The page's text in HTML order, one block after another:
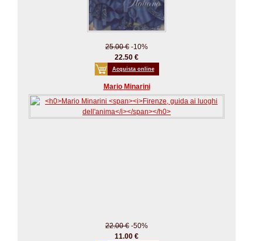
25.00 € -10%
22.50 €
Acquista online
Mario Minarini
22.00 € -50%
11.00 €